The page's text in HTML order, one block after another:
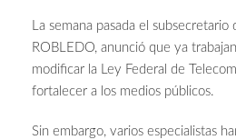
La semana pasada el
ROBLEDO, anunció que ya
modificar la Ley Federal de
fortalecer a los medios públicos.
Sin embargo, varios especialistas